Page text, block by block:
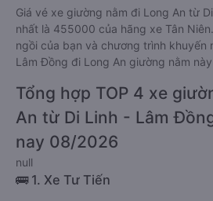
Giá vé xe giường nằm đi Long An từ
nhất là 455000 của hãng xe Tân
ngồi của bạn và chương trình khuyến
Lâm Đồng đi Long An giường nằm
Tổng hợp TOP 4 xe
An từ Di Linh - Lâm
nay 08/2026
null
🚌 1. Xe Tư Tiến